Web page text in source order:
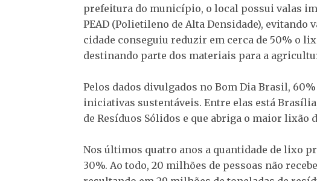
prefeitura do município, o local possui valas
PEAD (Polietileno de Alta Densidade), evitando
cidade conseguiu reduzir em cerca de 50% o
destinando parte dos materiais para a
Pelos dados divulgados no Bom Dia Brasil,
iniciativas sustentáveis. Entre elas está
de Resíduos Sólidos e que abriga o maior lixão
Nos últimos quatro anos a quantidade de lixo
30%. Ao todo, 20 milhões de pessoas não